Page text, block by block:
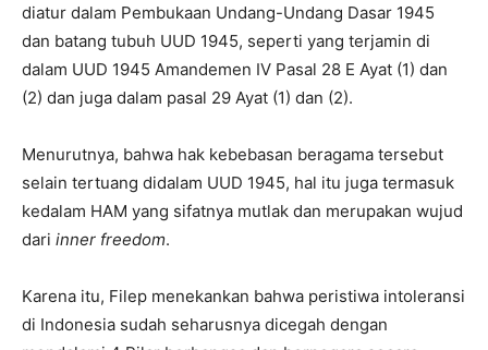
diatur dalam Pembukaan Undang-Undang Dasar 1945
dan batang tubuh UUD 1945, seperti yang terjamin di
dalam UUD 1945 Amandemen IV Pasal 28 E Ayat (1) dan
(2) dan juga dalam pasal 29 Ayat (1) dan (2).
Menurutnya, bahwa hak kebebasan beragama tersebut
selain tertuang didalam UUD 1945, hal itu juga termasuk
kedalam HAM yang sifatnya mutlak dan merupakan wujud
dari inner freedom.
Karena itu, Filep menekankan bahwa peristiwa intoleransi
di Indonesia sudah seharusnya dicegah dengan